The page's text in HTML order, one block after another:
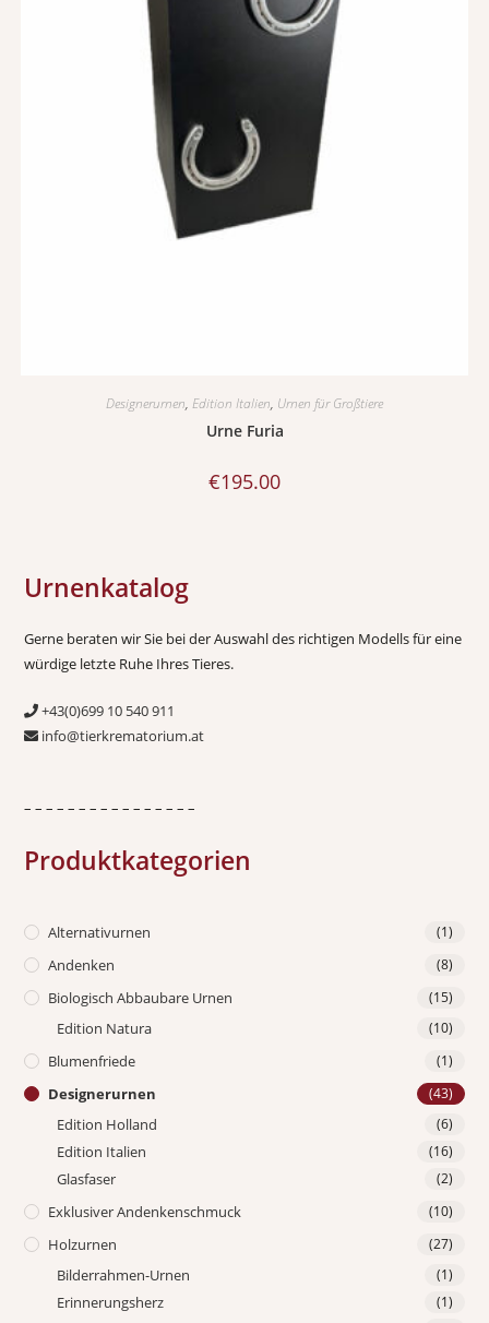
Designerurnen, Edition Italien, Urnen für Großtiere
Urne Furia
€195.00
Urnenkatalog
Gerne beraten wir Sie bei der Auswahl des richtigen Modells für eine
würdige letzte Ruhe Ihres Tieres.
+43(0)699 10 540 911
info@tierkrematorium.at
– – – – – – – – – – – – – – – –
Produktkategorien
Alternativurnen (1)
Andenken (8)
Biologisch Abbaubare Urnen (15)
Edition Natura (10)
Blumenfriede (1)
Designerurnen (43)
Edition Holland (6)
Edition Italien (16)
Glasfaser (2)
Exklusiver Andenkenschmuck (10)
Holzurnen (27)
Bilderrahmen-Urnen (1)
Erinnerungsherz (1)